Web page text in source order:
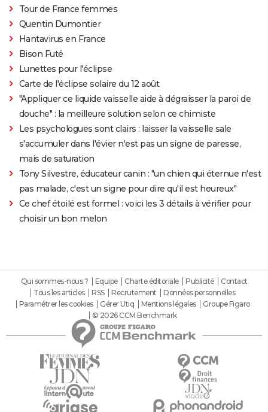
Tour de France femmes
Quentin Dumontier
Hantavirus en France
Bison Futé
Lunettes pour l'éclipse
Carte de l'éclipse solaire du 12 août
"Appliquer ce liquide vaisselle aide à dégraisser la paroi de
douche" : la meilleure solution selon ce chimiste
Les psychologues sont clairs : laisser la vaisselle sale
s'accumuler dans l'évier n'est pas un signe de paresse,
mais de saturation
Tony Silvestre, éducateur canin : "un chien qui éternue n'est
pas malade, c'est un signe pour dire qu'il est heureux"
Ce chef étoilé est formel : voici les 3 détails à vérifier pour
choisir un bon melon
Qui sommes-nous ? Equipe Charte éditoriale Publicité
Contact
Tous les articles
RSS Recrutement
Données personnelles
Paramétrer les cookies
Gérer Utiq Mentions légales
Groupe Figaro
© 2026 CCM Benchmark